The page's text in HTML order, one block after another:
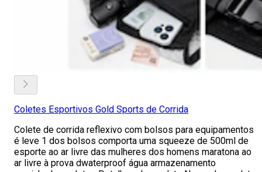
Coletes Esportivos Gold Sports de Corrida
Colete de corrida reflexivo com bolsos para equipamentos
é leve 1 dos bolsos comporta uma squeeze de 500ml de
esporte ao ar livre das mulheres dos homens maratona ao
ar livre à prova dwaterproof água armazenamento